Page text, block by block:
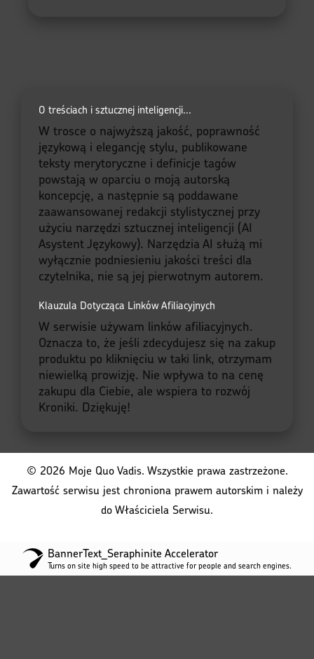
O treściach i sztucznej inteligencji...
W trosce o najwyższą jakość, poprawność
językową i elegancję stylu, publikowane
teksty merytoryczne i definicje tagów
powstają w oparciu o moją autorską
koncepcję, a następnie są poddawane
zaawansowanej redakcji stylistycznej przy
użyciu narzędzi sztucznej inteligencji (AI
Asystent Językowy). Narzędzia AI służą mi
wyłącznie podniesieniu jakości treści dla
czytelnika, nie są jej pierwotnym autorem.
Klauzula Dotycząca Linków Afiliacyjnych
W serwisie używam linków afiliacyjnych.
Oznacza to, że jeśli zdecydujesz się na zakup
produktu po kliknięciu w taki link, otrzymam
niewielką prowizję. Nie wpływa to na cenę
zakupu dla Ciebie, ale wspiera to rozwój
Kroniki. Dziękuję!
© 2026 Moje Quo Vadis. Wszystkie prawa zastrzeżone.
Zawartość serwisu jest chroniona prawem autorskim i należy
do Właściciela Serwisu.
BannerText_Seraphinite Accelerator
Turns on site high speed to be attractive for people and search engines.